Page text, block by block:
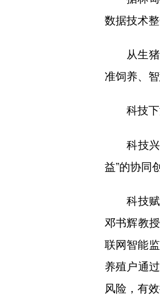
数据技术
从生猪
准饲养、
科技
科技兴
益”的协同
科技赋
邓书辉教
联网智能
养殖户通
风险，有